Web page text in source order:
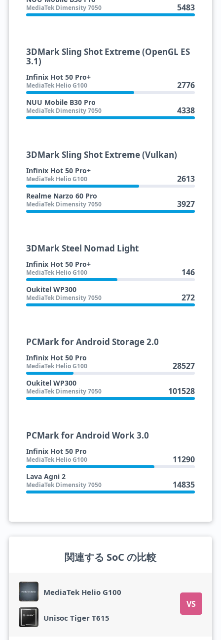
MediaTek Dimensity 7050 5483
3DMark Sling Shot Extreme (OpenGL ES
3.1)
Infinix Hot 50 Pro+
MediaTek Helio G100 2776
NUU Mobile B30 Pro
MediaTek Dimensity 7050 4338
3DMark Sling Shot Extreme (Vulkan)
Infinix Hot 50 Pro+
MediaTek Helio G100 2613
Realme Narzo 60 Pro
MediaTek Dimensity 7050 3927
3DMark Steel Nomad Light
Infinix Hot 50 Pro+
MediaTek Helio G100 146
Oukitel WP300
MediaTek Dimensity 7050 272
PCMark for Android Storage 2.0
Infinix Hot 50 Pro
MediaTek Helio G100 28527
Oukitel WP300
MediaTek Dimensity 7050 101528
PCMark for Android Work 3.0
Infinix Hot 50 Pro
MediaTek Helio G100 11290
Lava Agni 2
MediaTek Dimensity 7050 14835
関連する SoC の比較
MediaTek Helio G100
VS
Unisoc Tiger T615